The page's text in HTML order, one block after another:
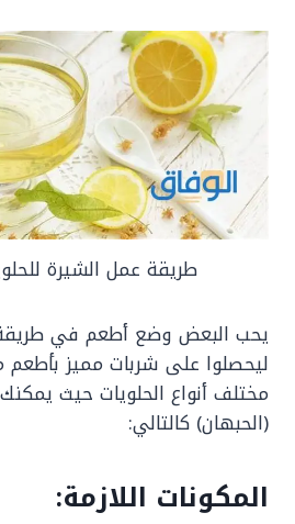
طريقة عمل الشيرة
يحب البعض وضع أطعم في
ليحصلوا على شربات مميز
مختلف أنواع الحلويات حيث
(الحبهان) كالتالي:
المكونات اللازمة: